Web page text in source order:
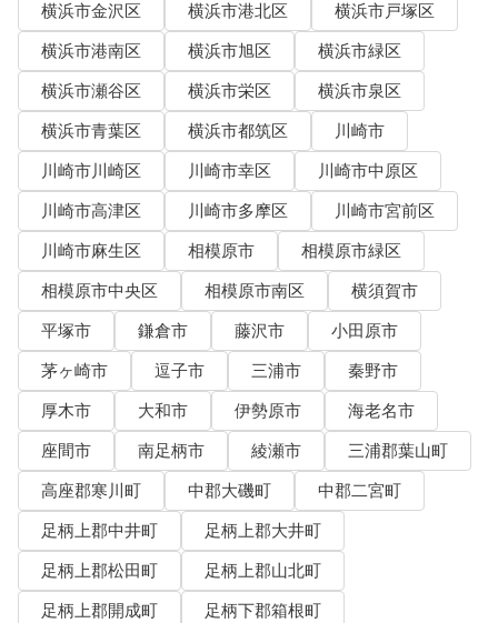
横浜市金沢区
横浜市港北区
横浜市戸塚区
横浜市港南区
横浜市旭区
横浜市緑区
横浜市瀬谷区
横浜市栄区
横浜市泉区
横浜市青葉区
横浜市都筑区
川崎市
川崎市川崎区
川崎市幸区
川崎市中原区
川崎市高津区
川崎市多摩区
川崎市宮前区
川崎市麻生区
相模原市
相模原市緑区
相模原市中央区
相模原市南区
横須賀市
平塚市
鎌倉市 藤沢市
小田原市
茅ヶ崎市
逗子市 三浦市
秦野市
厚木市
大和市 伊勢原市
海老名市
座間市
南足柄市 綾瀬市
三浦郡葉山町
高座郡寒川町
中郡大磯町
中郡二宮町
足柄上郡中井町
足柄上郡大井町
足柄上郡松田町
足柄上郡山北町
足柄上郡開成町
足柄下郡箱根町